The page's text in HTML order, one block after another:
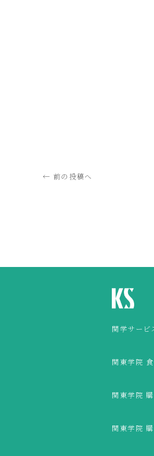
← 前の投稿へ
関学サービ
関東学院
関東学院
関東学院 購